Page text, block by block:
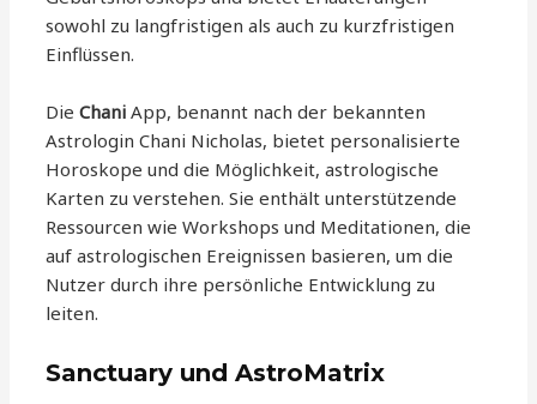
sowohl zu langfristigen als auch zu kurzfristigen
Einflüssen.
DieChani App, benannt nach der bekannten
Astrologin Chani Nicholas, bietet personalisierte
Horoskope und die Möglichkeit, astrologische
Karten zu verstehen. Sie enthält unterstützende
Ressourcen wie Workshops und Meditationen, die
auf astrologischen Ereignissen basieren, um die
Nutzer durch ihre persönliche Entwicklung zu
leiten.
Sanctuary und AstroMatrix